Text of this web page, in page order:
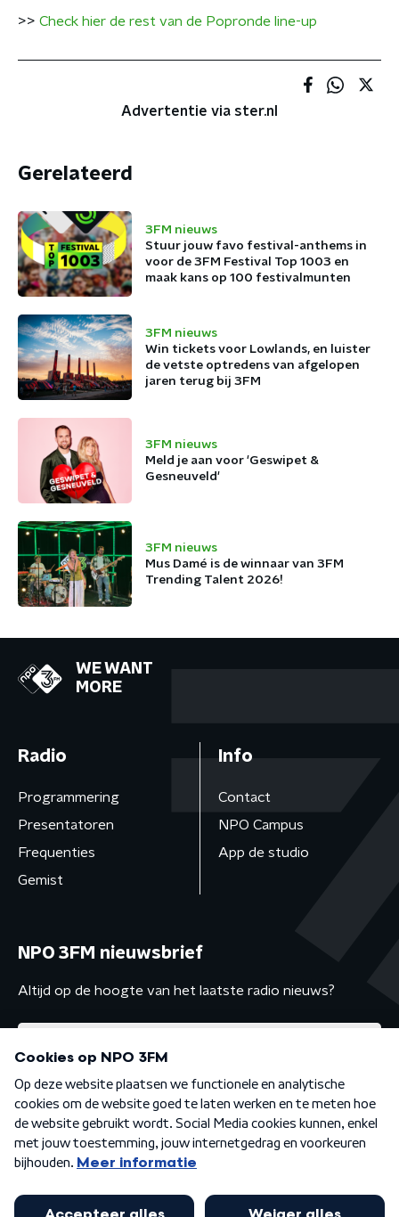
>> Check hier de rest van de Popronde line-up
Advertentie via ster.nl
Gerelateerd
3FM nieuws
Stuur jouw favo festival-anthems in
voor de 3FM Festival Top 1003 en
maak kans op 100 festivalmunten
3FM nieuws
Win tickets voor Lowlands, en luister
de vetste optredens van afgelopen
jaren terug bij 3FM
3FM nieuws
Meld je aan voor 'Geswipet &
Gesneuveld'
3FM nieuws
Mus Damé is de winnaar van 3FM
Trending Talent 2026!
WE WANT
MORE
Radio
Programmering
Presentatoren
Frequenties
Gemist
Info
Contact
NPO Campus
App de studio
NPO 3FM nieuwsbrief
Altijd op de hoogte van het laatste radio nieuws?
Algemene voorwaarden Privacybeleid